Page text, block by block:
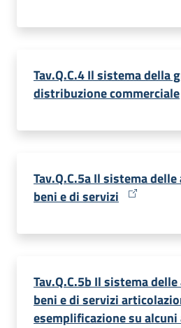
Tav.Q.C.4 Il sistema della
distribuzione commerciale
Tav.Q.C.5a Il sistema
beni e di servizi
Tav.Q.C.5b Il sistema
beni e di servizi
esemplificazione su